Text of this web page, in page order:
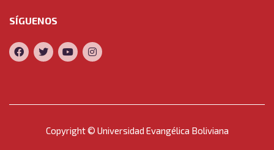
SÍGUENOS
Copyright © Universidad Evangélica Boliviana